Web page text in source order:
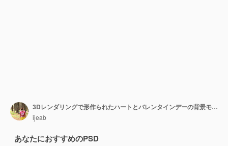
3Dレンダリングで形作られたハートとバレンタインデーの背景モックアップ
ijeab
あなたにおすすめのPSD